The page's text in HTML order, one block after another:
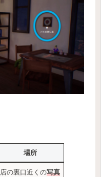
場所
店の裏口近くの写真